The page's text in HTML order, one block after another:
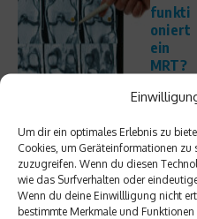
Um dir ein optimales Erlebnis zu
Cookies, um Geräteinformationen
zuzugreifen. Wenn du diesen
wie das Surfverhalten oder
Wenn du deine Einwillligung nicht
bestimmte Merkmale und
funkti
oniert
ein
MRT?